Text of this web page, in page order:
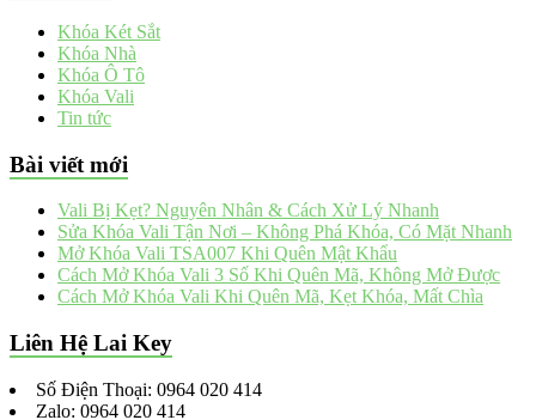
Khóa Két Sắt
Khóa Nhà
Khóa Ô Tô
Khóa Vali
Tin tức
Bài viết mới
Vali Bị Kẹt? Nguyên Nhân & Cách Xử Lý Nhanh
Sửa Khóa Vali Tận Nơi – Không Phá Khóa, Có Mặt Nhanh
Mở Khóa Vali TSA007 Khi Quên Mật Khẩu
Cách Mở Khóa Vali 3 Số Khi Quên Mã, Không Mở Được
Cách Mở Khóa Vali Khi Quên Mã, Kẹt Khóa, Mất Chìa
Liên Hệ Lai Key
Số Điện Thoại: 0964 020 414
Zalo: 0964 020 414